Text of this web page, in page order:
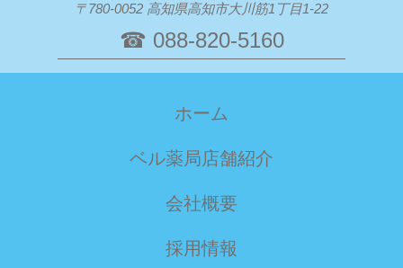
〒780-0052 高知県高知市大川筋1丁目1-22
☎ 088-820-5160
ホーム
ベル薬局店舗紹介
会社概要
採用情報